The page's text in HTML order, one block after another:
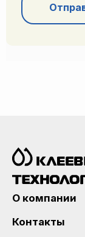
О компании
Контакты